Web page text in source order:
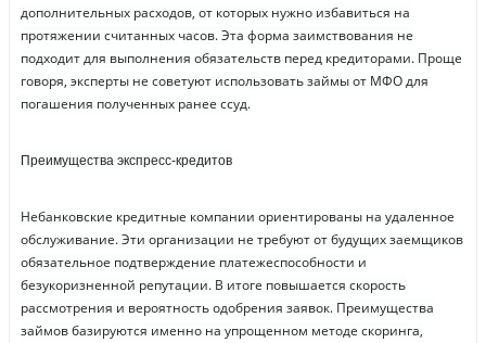
дополнительных расходов, от которых нужно избавиться на
протяжении считанных часов. Эта форма заимствования не
подходит для выполнения обязательств перед кредиторами. Проще
говоря, эксперты не советуют использовать займы от МФО для
погашения полученных ранее ссуд.
Преимущества экспресс-кредитов
Небанковские кредитные компании ориентированы на удаленное
обслуживание. Эти организации не требуют от будущих заемщиков
обязательное подтверждение платежеспособности и
безукоризненной репутации. В итоге повышается скорость
рассмотрения и вероятность одобрения заявок. Преимущества
займов базируются именно на упрощенном методе скоринга,